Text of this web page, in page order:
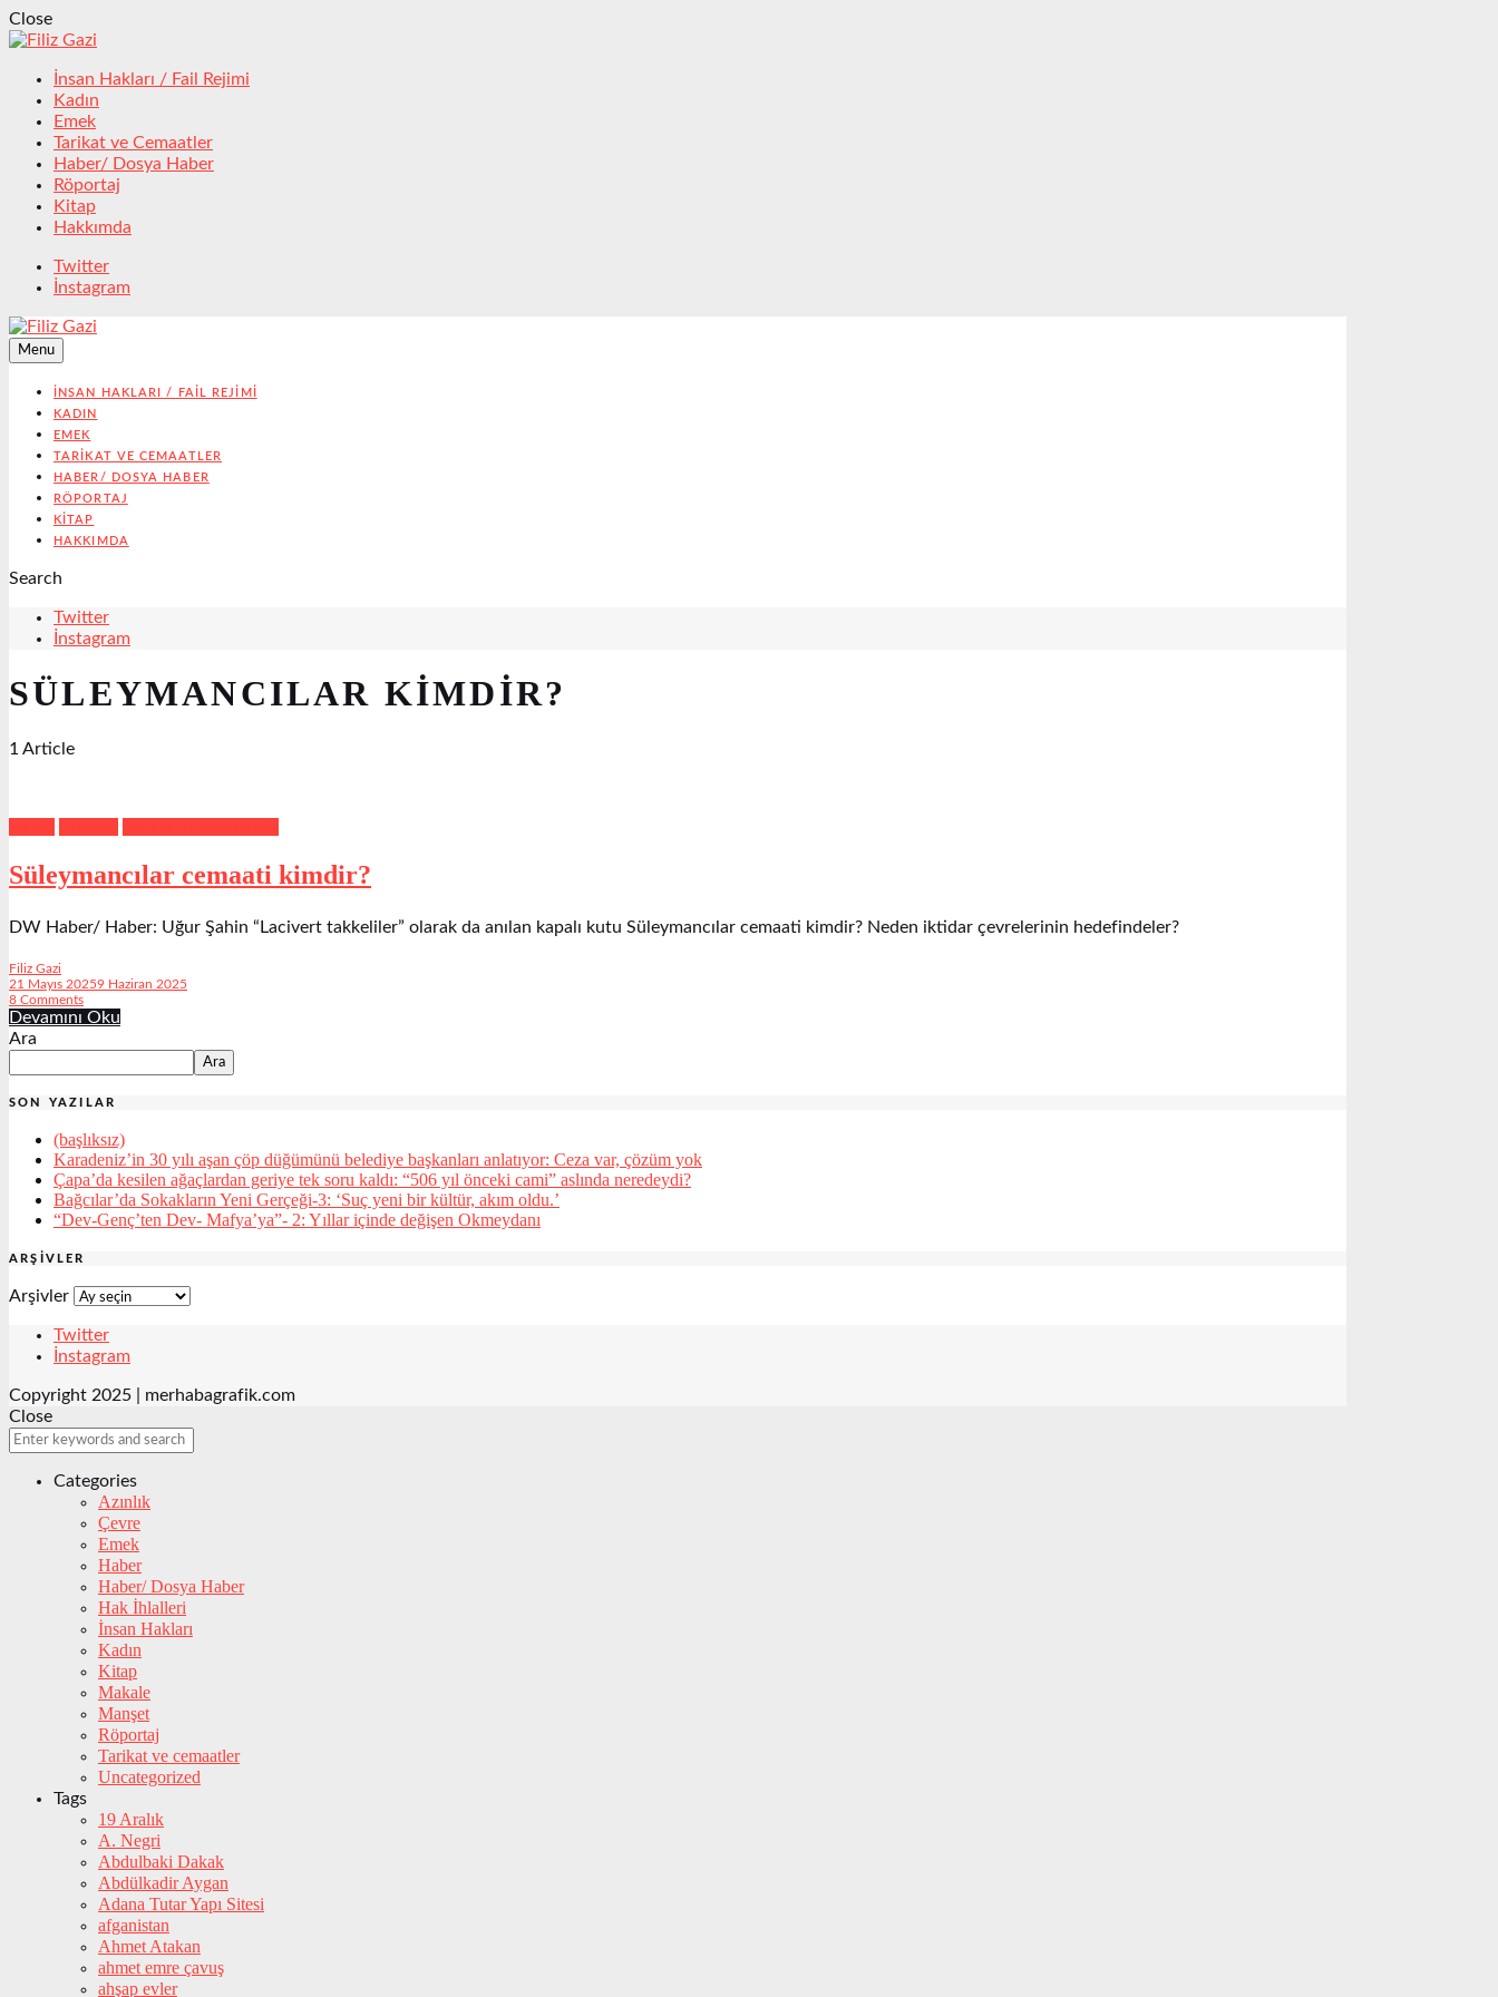
Close
İnsan Hakları / Fail Rejimi
Kadın
Emek
Tarikat ve Cemaatler
Haber/ Dosya Haber
Röportaj
Kitap
Hakkımda
Twitter
İnstagram
Menu
İNSAN HAKLARI / FAIL REJIMI
KADIN
EMEK
TARIKAT VE CEMAATLER
HABER/ DOSYA HABER
RÖPORTAJ
KITAP
HAKKIMDA
Search
Twitter
İnstagram
SÜLEYMANCILAR KIMDIR?
1 Article
Süleymancılar cemaati kimdir?
DW Haber/ Haber: Uğur Şahin “Lacivert takkeliler” olarak da anılan kapalı kutu Süleymancılar cemaati kimdir? Neden iktidar çevrelerinin hedefindeler?
Filiz Gazi
21 Mayıs 20259 Haziran 2025
8 Comments
Devamını Oku
Ara
Ara
SON YAZILAR
(başlıksız)
Karadeniz’in 30 yılı aşan çöp düğümünü belediye başkanları anlatıyor: Ceza var, çözüm yok
Çapa’da kesilen ağaçlardan geriye tek soru kaldı: “506 yıl önceki cami” aslında neredeydi?
Bağcılar’da Sokakların Yeni Gerçeği-3: ‘Suç yeni bir kültür, akım oldu.’
“Dev-Genç’ten Dev- Mafya’ya”- 2: Yıllar içinde değişen Okmeydanı
ARŞIVLER
Arşivler
Twitter
İnstagram
Copyright 2025 | merhabagrafik.com
Close
Categories
Azınlık
Çevre
Emek
Haber
Haber/ Dosya Haber
Hak İhlalleri
İnsan Hakları
Kadın
Kitap
Makale
Manşet
Röportaj
Tarikat ve cemaatler
Uncategorized
Tags
19 Aralık
A. Negri
Abdulbaki Dakak
Abdülkadir Aygan
Adana Tutar Yapı Sitesi
afganistan
Ahmet Atakan
ahmet emre çavuş
ahşap evler